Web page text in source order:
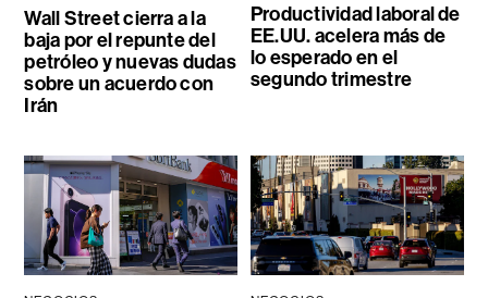
Wall Street cierra a la
baja por el repunte del
petróleo y nuevas dudas
sobre un acuerdo con
Irán
Productividad laboral de
EE.UU. acelera más de
lo esperado en el
segundo trimestre